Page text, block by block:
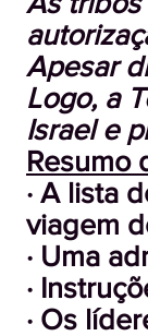
Apesar
Logo, a
Israel e
Resumo
· A lista
viagem
· Uma
·
· Os